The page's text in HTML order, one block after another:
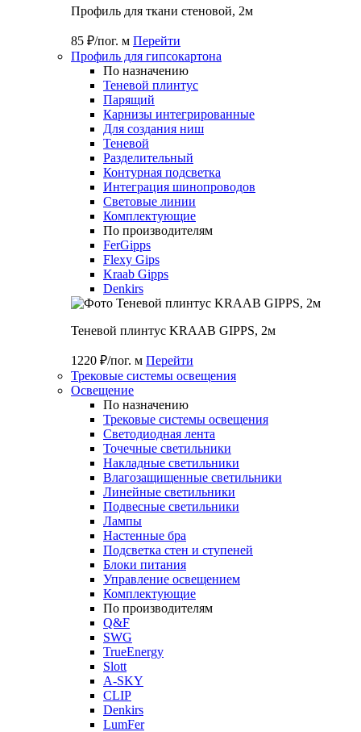
Профиль для ткани стеновой, 2м
85 ₽/пог. м Перейти
Профиль для гипсокартона
По назначению
Теневой плинтус
Парящий
Карнизы интегрированные
Для создания ниш
Теневой
Разделительный
Контурная подсветка
Интеграция шинопроводов
Световые линии
Комплектующие
По производителям
FerGipps
Flexy Gips
Kraab Gipps
Denkirs
Теневой плинтус KRAAB GIPPS, 2м
1220 ₽/пог. м Перейти
Трековые системы освещения
Освещение
По назначению
Трековые системы освещения
Светодиодная лента
Точечные светильники
Накладные светильники
Влагозащищенные светильники
Линейные светильники
Подвесные светильники
Лампы
Настенные бра
Подсветка стен и ступеней
Блоки питания
Управление освещением
Комплектующие
По производителям
Q&F
SWG
TrueEnergy
Slott
A-SKY
CLIP
Denkirs
LumFer